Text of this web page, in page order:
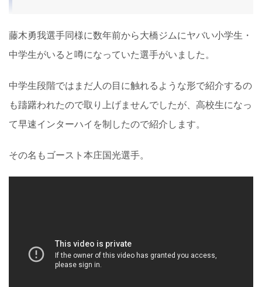
藤木勇我選手同様に数年前から大橋ジムにヤバい小学生・
中学生がいると噂になっていた選手がいました。
中学生段階ではまだ人の目に触れるような形で紹介するの
も躊躇われたので取り上げませんでしたが、高校生になっ
て早速インターハイを制したので紹介します。
その名もゴースト本庄国光選手。